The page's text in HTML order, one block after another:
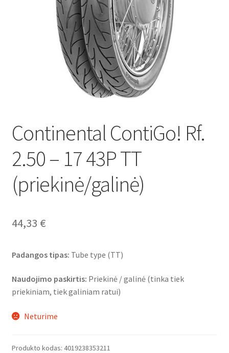
Continental ContiGo! Rf.
2.50 – 17 43P TT
(priekinė/galinė)
44,33 €
Padangos tipas: Tube type (TT)
Naudojimo paskirtis: Priekinė / galinė (tinka tiek
priekiniam, tiek galiniam ratui)
Neturime
Produkto kodas: 4019238353211